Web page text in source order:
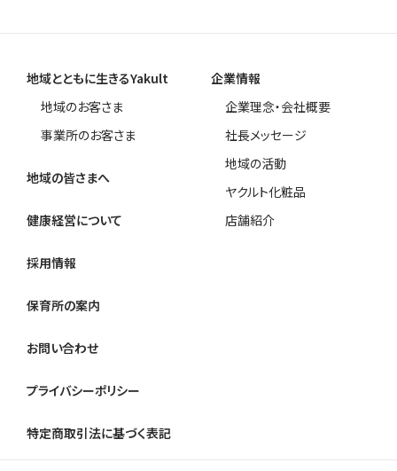
地域とともに生きるYakult
地域のお客さま
事業所のお客さま
地域の皆さまへ
健康経営について
企業情報
企業理念・会社概要
社長メッセージ
地域の活動
ヤクルト化粧品
店舗紹介
採用情報
保育所の案内
お問い合わせ
プライバシーポリシー
特定商取引法に基づく表記